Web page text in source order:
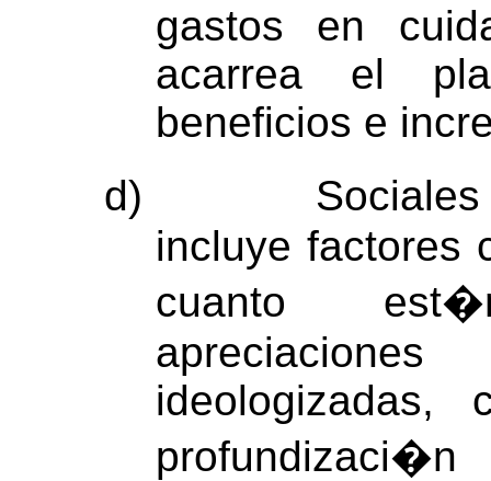
gastos en
acarrea el
beneficios e
d)
incluye factores
cuanto
apreciaciones